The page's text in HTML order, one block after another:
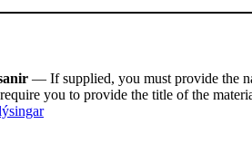
— If supplied, you must provide the
you to provide the title of the